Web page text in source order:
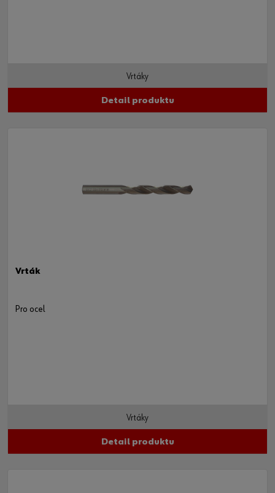
Vrtáky
Detail produktu
Vrták
Pro ocel
Vrtáky
Detail produktu